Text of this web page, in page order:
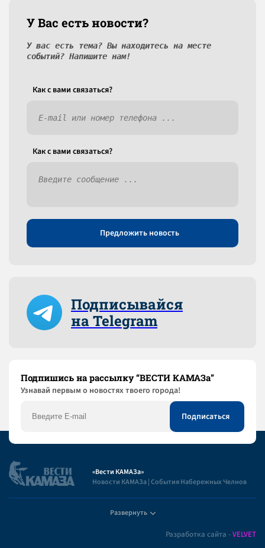
У Вас есть новости?
У вас есть тема? Вы находитесь на месте
событий? Напишите нам!
Как c вами связаться?
Как c вами связаться?
Предложить новость
Подписывайся
на Telegram
Подпишись на рассылку “ВЕСТИ КАМАЗа”
Узнaвай первым о новостях твоего города!
«Вести КАМАЗа»
Новости КАМАЗа | События Набережных Челнов
Развернуть
Разработка сайта -VELVET